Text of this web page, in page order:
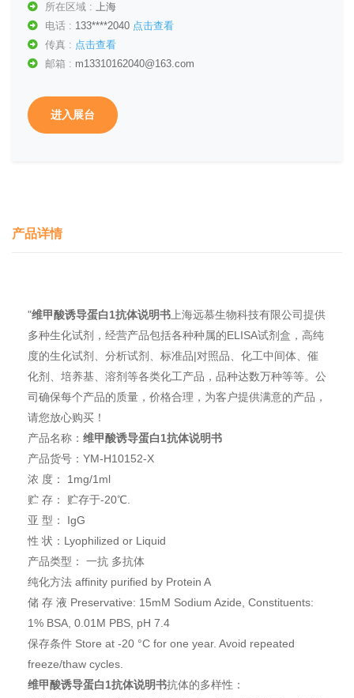
所在区域 : 上海
电话 : 133****2040 点击查看
传真 : 点击查看
邮箱 : m13310162040@163.com
进入展台
产品详情
"维甲酸诱导蛋白1抗体说明书 上海远慕生物科技有限公司提供
多种生化试剂，经营产品包括各种种属的ELISA试剂盒，高纯
度的生化试剂、分析试剂、标准品|对照品、化工中间体、催
化剂、培养基、溶剂等各类化工产品，品种达数万种等等。公
司确保每个产品的质量，价格合理，为客户提供满意的产品，
请您放心购买！
产品名称： 维甲酸诱导蛋白1抗体说明书
产品货号：YM-H10152-X
浓 度： 1mg/1ml
贮 存： 贮存于-20℃.
亚 型： IgG
性 状：Lyophilized or Liquid
产品类型： 一抗 多抗体
纯化方法 affinity purified by Protein A
储 存 液 Preservative: 15mM Sodium Azide, Constituents:
1% BSA, 0.01M PBS, pH 7.4
保存条件 Store at -20 °C for one year. Avoid repeated
freeze/thaw cycles.
维甲酸诱导蛋白1抗体说明书抗体的多样性：